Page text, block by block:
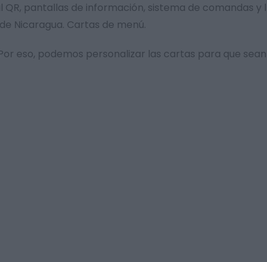
pantallas de información, sistema de comandas y
Nicaragua. Cartas de menú.
eso, podemos personalizar las cartas para que